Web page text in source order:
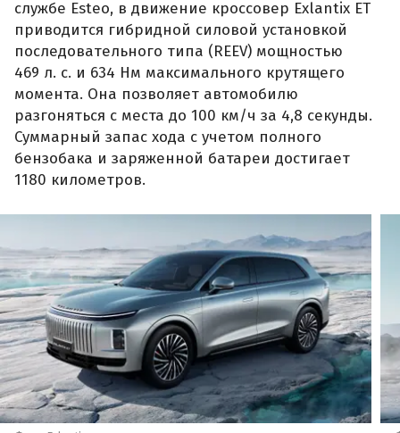
службе Esteo, в движение кроссовер Exlantix ET
приводится гибридной силовой установкой
последовательного типа (REEV) мощностью
469 л. с. и 634 Нм максимального крутящего
момента. Она позволяет автомобилю
разгоняться с места до 100 км/ч за 4,8 секунды.
Суммарный запас хода с учетом полного
бензобака и заряженной батареи достигает
1180 километров.